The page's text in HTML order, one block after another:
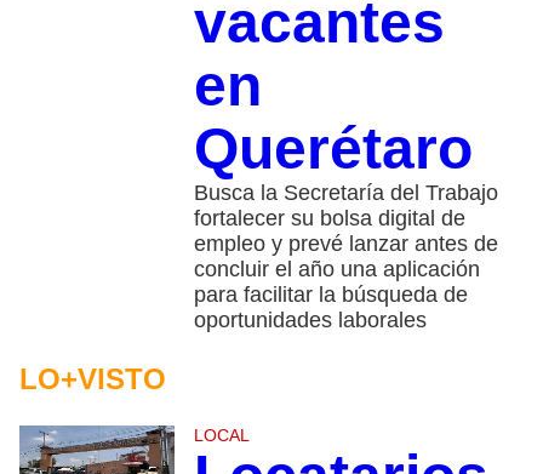
vacantes
en
Querétaro
Busca la Secretaría del Trabajo
fortalecer su bolsa digital de
empleo y prevé lanzar antes de
concluir el año una aplicación
para facilitar la búsqueda de
oportunidades laborales
LO+VISTO
LOCAL